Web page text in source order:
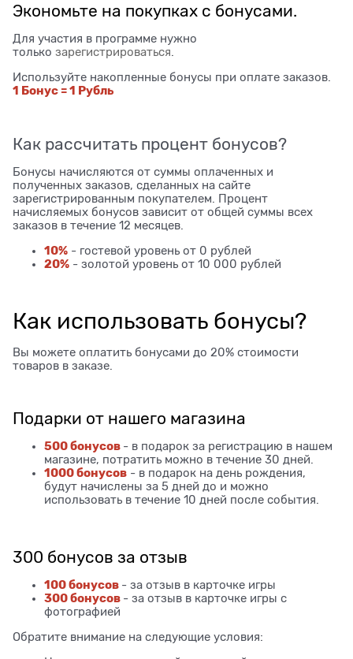
Экономьте на покупках с бонусами.
Для участия в программе нужно
только зарегистрироваться
Используйте накопленные бонусы при оплате заказов.
1 Бонус = 1 Рубль
Как рассчитать процент бонусов?
Бонусы начисляются от суммы оплаченных и
полученных заказов, сделанных на сайте
зарегистрированным покупателем. Процент
начисляемых бонусов зависит от общей суммы всех
заказов в течение 12 месяцев.
10% - гостевой уровень от 0 рублей
20% - золотой уровень от 10 000 рублей
Как использовать бонусы?
Вы можете оплатить бонусами до 20% стоимости
товаров в заказе.
Подарки от нашего магазина
500 бонусов - в подарок за регистрацию в нашем
магазине, потратить можно в течение 30 дней.
1000 бонусов - в подарок на день рождения,
будут начислены за 5 дней до и можно
использовать в течение 10 дней после события.
300 бонусов за отзыв
100 бонусов - за отзыв в карточке игры
300 бонусов - за отзыв в карточке игры с
фотографией
Обратите внимание на следующие условия: